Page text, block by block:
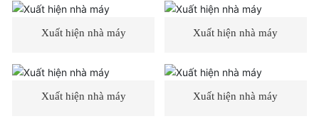
Xuất hiện nhà máy Xuất hiện nhà máy
Xuất hiện nhà máy Xuất hiện nhà máy